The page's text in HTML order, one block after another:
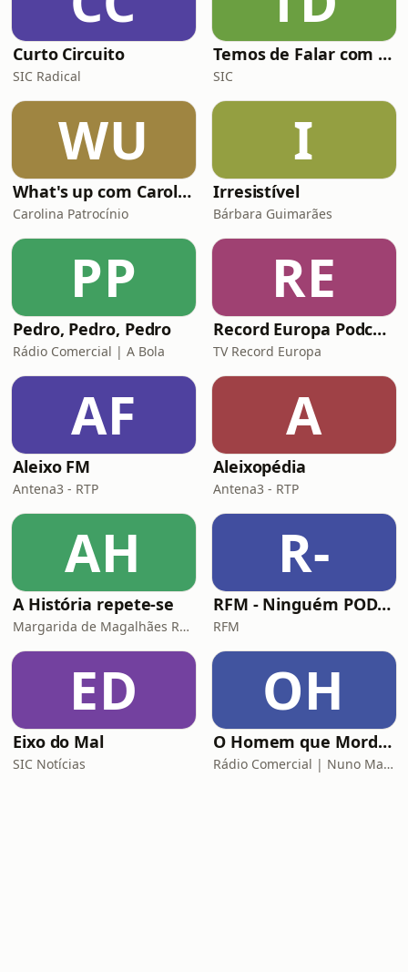
Curto Circuito
SIC Radical
Temos de Falar com Elas
SIC
WU
What's up com Carolina Patrocínio
Carolina Patrocínio
I
Irresistível
Bárbara Guimarães
PP
Pedro, Pedro, Pedro
Rádio Comercial | A Bola
RE
Record Europa Podcast
TV Record Europa
AF
Aleixo FM
Antena3 - RTP
A
Aleixopédia
Antena3 - RTP
AH
A História repete-se
Margarida de Magalhães Ramalho e Lourenço Pereira Coutinho
R-
RFM - Ninguém POD comigo
RFM
ED
Eixo do Mal
SIC Notícias
OH
O Homem que Mordeu o Cão
Rádio Comercial | Nuno Markl